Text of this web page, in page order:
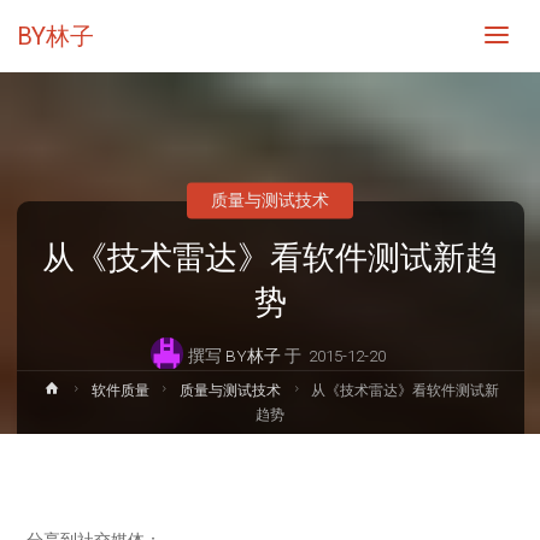
BY林子
从《技术雷达》看软件测试新趋
势
撰写 BY林子 于 2015-12-20
质量与测试技术
首
软件质量 质量与测试技术
从《技术雷达》看软件测试新
趋势